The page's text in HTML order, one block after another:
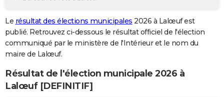
GUIDES D'ACHAT
BONS PLANS
CARTE DE VOEUX
Carte de Noël
Carte Bonne année
Carte Saint-Valentin
Carte Pâques
Carte d'anniversaire
DICTIONNAIRE
Le résultat des élections municipales 2026 à Lalœuf est
publié. Retrouvez ci-dessous le résultat officiel de l'élection
communiqué par le ministère de l'Intérieur et le nom du
maire de Lalœuf.
Résultat de l'élection municipale 2026 à
Lalœuf [DEFINITIF]